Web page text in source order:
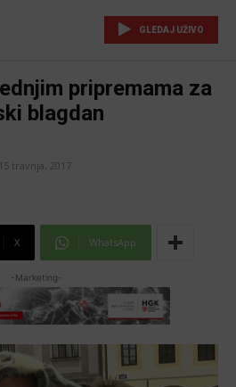
GLEDAJ UŽIVO
pripremama za
blagdan
15 travnja, 2017
X WhatsApp
-Marketing-